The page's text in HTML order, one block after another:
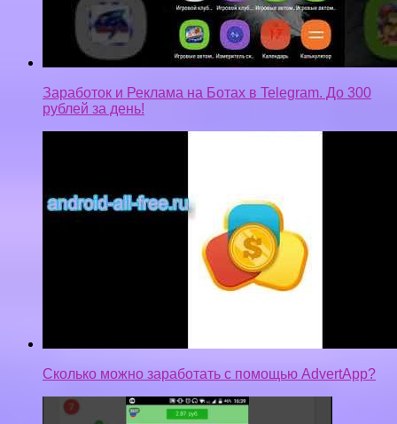
Заработок и Реклама на Ботах в Telegram. До 300
рублей за день!
Сколько можно заработать с помощью AdvertApp?